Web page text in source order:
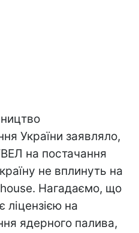
України заявляло,
на постачання
не вплинуть на
Нагадаємо, що
ліцензією на
ядерного палива,